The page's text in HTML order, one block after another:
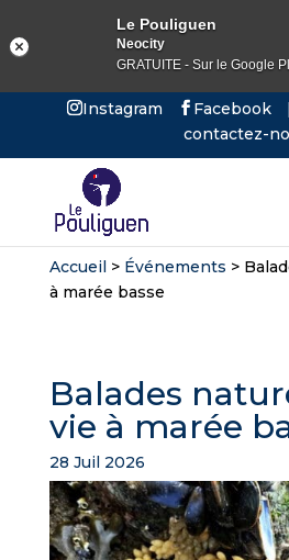
Instagram Facebook |
contactez-
Accueil> Événements >
à marée basse
Balades
vie à marée
28 Juil 2026
Le Pouliguen
Neocity
GRATUITE - Sur le Google